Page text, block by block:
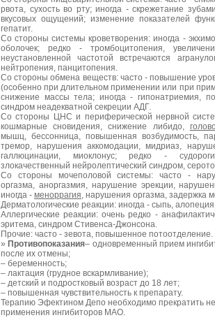
рвота, сухость во рту; иногда - скрежетание
вкусовых ощущений; изменение показателей
гепатит.
Со стороны системы кроветворения: иногда -
оболочек; редко - тромбоцитопения,
неустановленной частотой встречаются
нейтропения, панцитопения.
Со стороны обмена веществ: часто - повышение
(особенно при длительном применении или при
снижение массы тела; иногда - гипонатриемия,
синдром неадекватной секреции АДГ.
Со стороны ЦНС и периферической нервной
кошмарные сновидения, снижение либидо,
мышц, бессонница, повышенная возбудимость,
тремор, нарушения аккомодации, мидриаз,
галлюцинации, миоклонус; редко -
злокачественный нейролептический синдром,
Со стороны мочеполовой системы: часто -
оргазма, аноргазмия, нарушение эрекции,
иногда - меноррагия, нарушения оргазма, задержка
Дерматологические реакции: иногда - сыпь,
Аллергические реакции: очень редко -
эритема, синдром Стивенса-Джонсона.
Прочие: часто - зевота, повышенное потоотделение.
» Противопоказания– одновременный прием
после их отмены;
– беременность;
– лактация (грудное вскармливание);
– детский и подростковый возраст до 18 лет;
– повышенная чувствительность к препарату.
Терапию Эфектином Депо необходимо прекратить
применения ингибиторов МАО.